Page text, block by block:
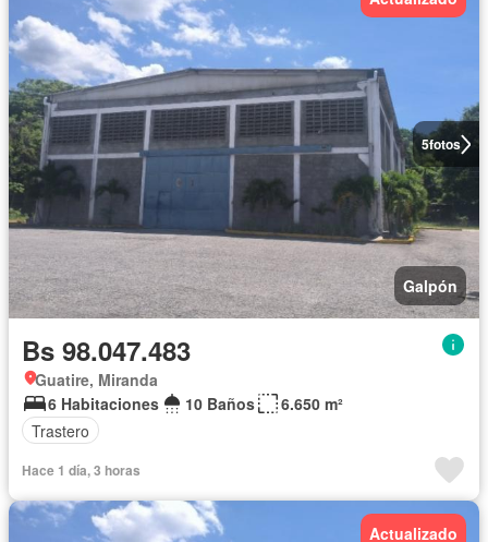
5fotos
Galpón
Bs 98.047.483
Guatire, Miranda
6 Habitaciones
10 Baños
6.650 m²
Trastero
Hace 1 día, 3 horas
Actualizado